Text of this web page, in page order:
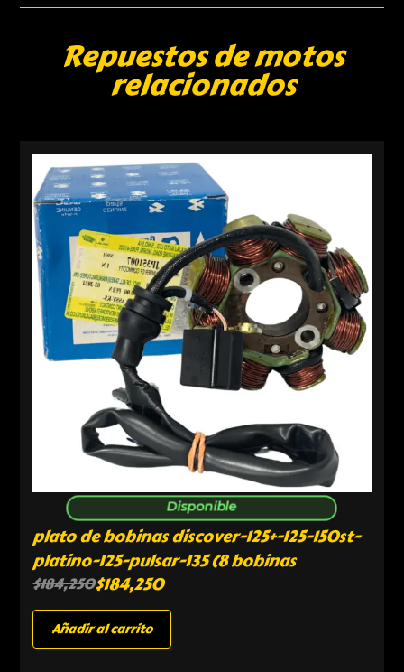
Repuestos de motos
relacionados
Disponible
plato de bobinas discover-125+-125-150st-
platino-125-pulsar-135 (8 bobinas
$184,250$184,250
Añadir al carrito